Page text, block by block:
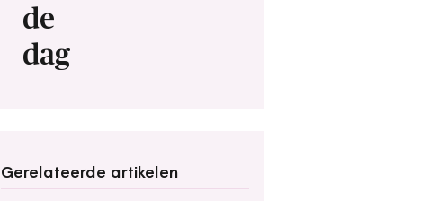
de
dag
Gerelateerde artikelen